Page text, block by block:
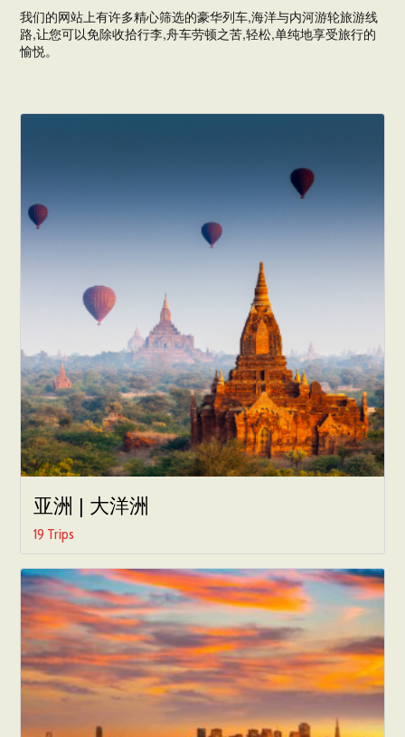
我们的网站上有许多精心筛选的豪华列车,海洋与内河游轮旅游线
路,让您可以免除收拾行李,舟车劳顿之苦,轻松,单纯地享受旅行的
愉悦。
亚洲 | 大洋洲
19 Trips